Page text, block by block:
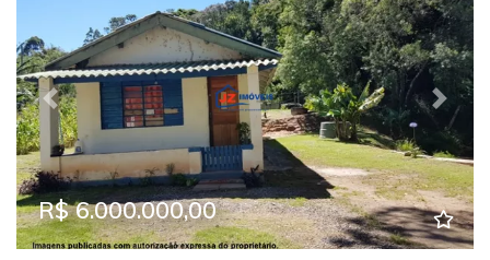
Previous Next
R$ 6.000.000,00